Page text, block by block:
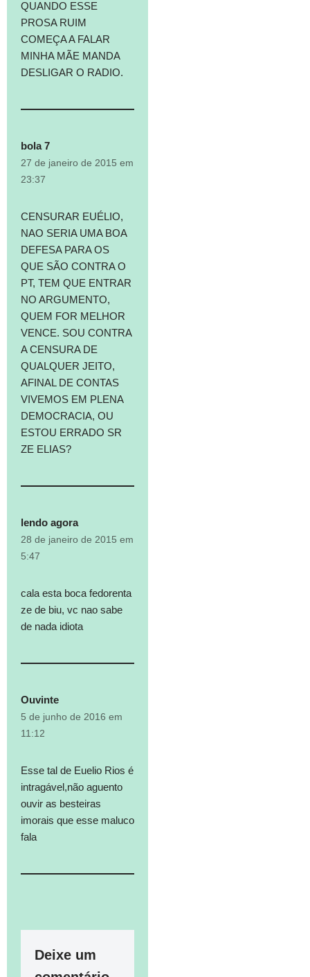
QUANDO ESSE
PROSA RUIM
COMEÇA A FALAR
MINHA MÃE MANDA
DESLIGAR O RADIO.
bola 7
27 de janeiro de 2015 em
23:37
CENSURAR EUÉLIO,
NAO SERIA UMA BOA
DEFESA PARA OS
QUE SÃO CONTRA O
PT, TEM QUE ENTRAR
NO ARGUMENTO,
QUEM FOR MELHOR
VENCE. SOU CONTRA
A CENSURA DE
QUALQUER JEITO,
AFINAL DE CONTAS
VIVEMOS EM PLENA
DEMOCRACIA, OU
ESTOU ERRADO SR
ZE ELIAS?
lendo agora
28 de janeiro de 2015 em
5:47
cala esta boca fedorenta
ze de biu, vc nao sabe
de nada idiota
Ouvinte
5 de junho de 2016 em
11:12
Esse tal de Euelio Rios é
intragável,não aguento
ouvir as besteiras
imorais que esse maluco
fala
Deixe um